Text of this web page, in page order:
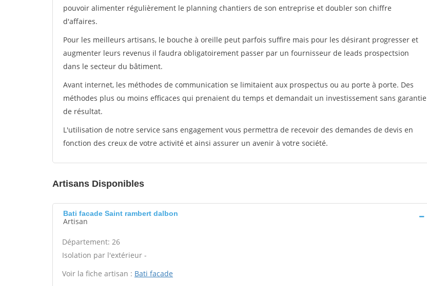
pouvoir alimenter régulièrement le planning chantiers de son entreprise et doubler son chiffre
d'affaires.
Pour les meilleurs artisans, le bouche à oreille peut parfois suffire mais pour les désirant progresser et
augmenter leurs revenus il faudra obligatoirement passer par un fournisseur de leads prospectsion
dans le secteur du bâtiment.
Avant internet, les méthodes de communication se limitaient aux prospectus ou au porte à porte. Des
méthodes plus ou moins efficaces qui prenaient du temps et demandait un investissement sans garantie
de résultat.
L'utilisation de notre service sans engagement vous permettra de recevoir des demandes de devis en
fonction des creux de votre activité et ainsi assurer un avenir à votre société.
Artisans Disponibles
Bati facade Saint rambert dalbon
Artisan
Département: 26
Isolation par l'extérieur -
Voir la fiche artisan : Bati facade